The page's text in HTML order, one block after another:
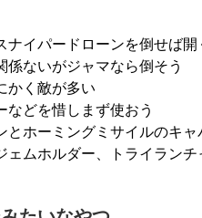
ナイパードローンを倒せば開
係ないがジャマなら倒そう
かく敵が多い
などを惜しまず使おう
とホーミングミサイルのキャ
ェムホルダー、トライラン